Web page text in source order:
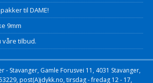
til DAME!
9mm
våre tilbud.
- Stavanger, Gamle Forusvei 11, 4031 Stavanger,
post(A)jdykk.no, tirsdag - fredag 12 - 17,